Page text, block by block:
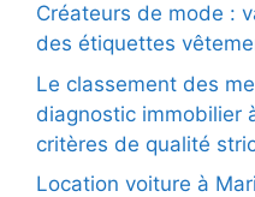
Créateurs de mode :
des étiquettes
Le classement des
diagnostic immobilier
critères de qualité
Location voiture à